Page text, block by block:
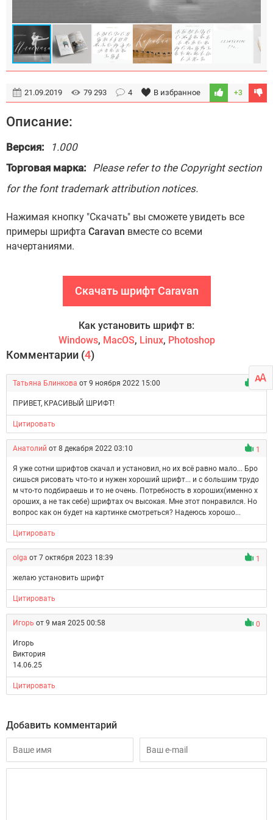
21.09.2019 79 293 4 В избранное +3
Описание:
Версия:
1.000
Торговая марка: Please refer to the Copyright section
for the font trademark attribution notices.
Нажимая кнопку "Скачать" вы сможете увидеть все
примеры шрифта Caravan вместе со всеми
начертаниями.
Скачать шрифт Caravan
Как установить шрифт в:
Windows, MacOS, Linux, Photoshop
Комментарии (4)
Татьяна Блинкова от 9 ноября 2022 15:00 1
ПРИВЕТ, КРАСИВЫЙ ШРИФТ!
Цитировать
Анатолий от 8 декабря 2022 03:10 1
Я уже сотни шрифтов скачал и установил, но их всё равно мало... Бро
сишься рисовать что-то и нужен хороший шрифт... и с большим трудо
м что-то подбираешь и то не очень. Потребность в хороших(именно х
ороших, а не так себе) шрифтах оч высокая. Мне этот понравился. Но
вопрос как он будет на картинке смотреться? Надеюсь хорошо...
Цитировать
olga от 7 октября 2023 18:39 1
желаю установить шрифт
Цитировать
Игорь от 9 мая 2025 00:58 0
Игорь
Виктория
14.06.25
Цитировать
Добавить комментарий